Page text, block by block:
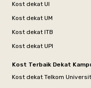
Kost dekat UI
Kost dekat UM
Kost dekat ITB
Kost dekat UPI
Kost Terbaik Dekat
Kost dekat Telkom